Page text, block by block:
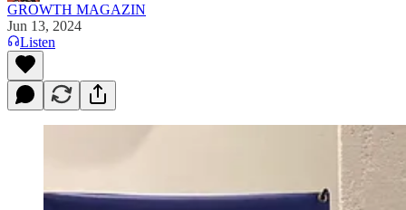
GROWTH MAGAZIN
Jun 13, 2024
Listen